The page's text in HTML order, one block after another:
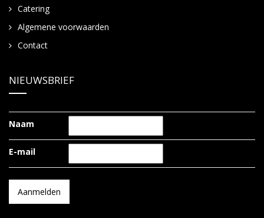
Catering
Algemene voorwaarden
Contact
NIEUWSBRIEF
Naam
E-mail